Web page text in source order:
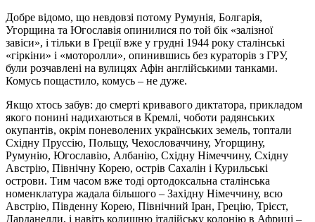
Добре відомо, що невдовзі потому Румунія, Болгарія,
Угорщина та Югославія опинилися по той бік «залізної
завіси», і тільки в Греції вже у грудні 1944 року сталінські
«гіркіни» і «моторолли», опинившись без кураторів з ГРУ,
були розчавлені на вулицях Афін англійськими танками.
Комусь пощастило, комусь – не дуже.
Якщо хтось забув: до смерті кривавого диктатора, прикладом
якого понині надихаються в Кремлі, чоботи радянських
окупантів, окрім поневолених українських земель, топтали
Східну Пруссію, Польщу, Чехословаччину, Угорщину,
Румунію, Югославію, Албанію, Східну Німеччину, Східну
Австрію, Північну Корею, острів Сахалін і Курильські
острови. Тим часом вже тоді ортодоксальна сталінська
номенклатура жадала більшого – Західну Німеччину, всю
Австрію, Південну Корею, Північний Іран, Грецію, Трієст,
Дарданелли, і навіть колишню італійську колонію в Африці –